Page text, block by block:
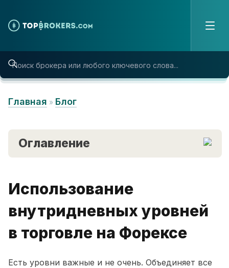
Главная » Блог
Использование
внутридневных уровней
в торговле на Форексе
Есть уровни важные и не очень. Объединяет все
Оглавление